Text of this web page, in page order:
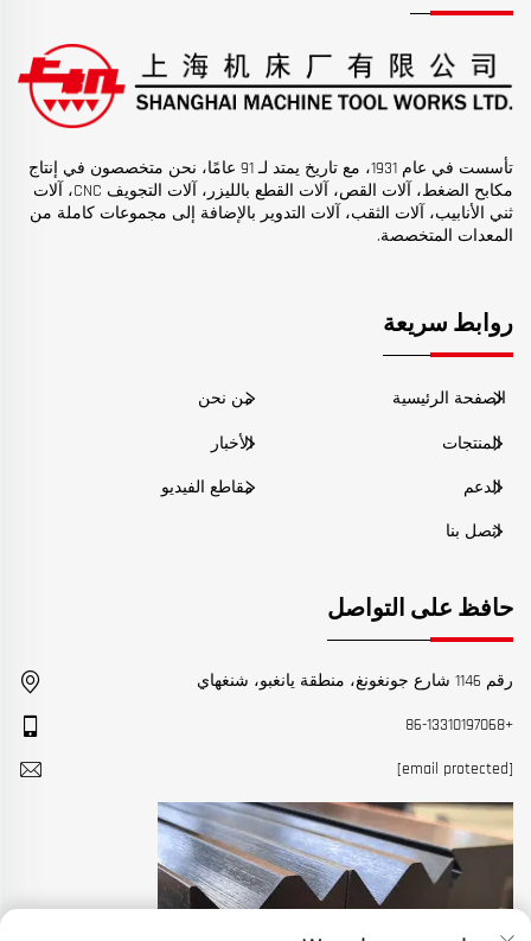
تأسست في عام 1931، مع تاريخ يمتد لـ 91 عامًا، نحن متخصصون في إنتاج
مكابح الضغط، آلات القص، آلات القطع بالليزر، آلات التجويف CNC، آلات
ثني الأنابيب، آلات الثقب، آلات التدوير بالإضافة إلى مجموعات كاملة من
المعدات المتخصصة.
روابط سريعة
الصفحة الرئيسية من نحن
المنتجات الأخبار
الدعم مقاطع الفيديو
اتصل بنا
حافظ على التواصل
رقم 1146 شارع جونغونغ، منطقة يانغبو، شنغهاي
+86-13310197068
[email protected]